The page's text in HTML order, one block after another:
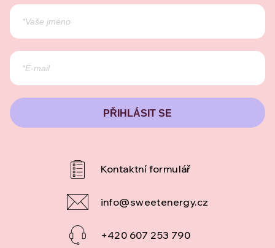
PŘIHLÁSIT SE
info@sweetenergy.cz
+420 607 253 790